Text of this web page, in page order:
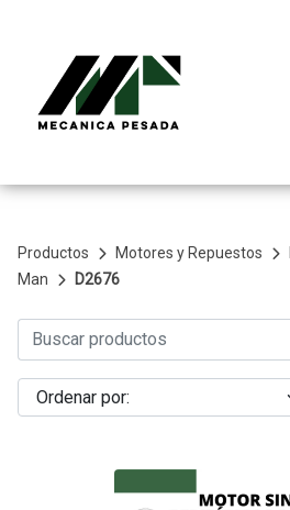
Productos Motores y Repuestos
Man
D2676